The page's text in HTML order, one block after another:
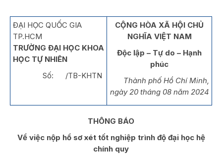
ĐẠI HỌC QUỐC GIA
TP.HCM
TRƯỜNG ĐẠI HỌC KHOA
HỌC TỰ NHIÊN
Số: /TB-KHTN
CỘNG HÒA XÃ HỘI CHỦ
NGHĨA VIỆT NAM
Độc lập – Tự do – Hạnh
phúc
Thành phố Hồ Chí Minh,
ngày 20 tháng 08 năm 2024
THÔNG BÁO
Về việc nộp hồ sơ xét tốt nghiệp trình độ đại học hệ
chính quy